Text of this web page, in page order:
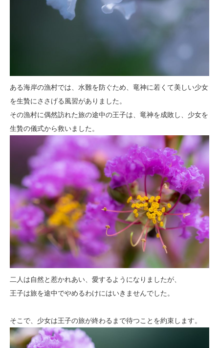
ある海岸の漁村では、水難を防ぐため、竜神に若くて美しい少女
を生贄にささげる風習がありました。
その漁村に偶然訪れた旅の途中の王子は、竜神を成敗し、少女を
生贄の儀式から救いました。
二人は自然と惹かれあい、愛するようになりましたが、
王子は旅を途中でやめるわけにはいきませんでした。
そこで、少女は王子の旅が終わるまで待つことを約束します。